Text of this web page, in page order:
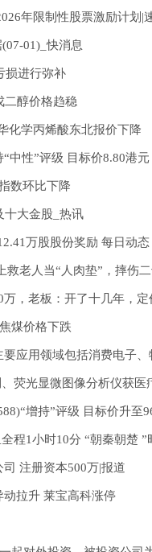
年限制性股票激励计划|
01)_快消息
损进行弥补
二醇价格趋稳
化学丙烯酸东北报价下降
“中性”评级 目标价8.80港元
数环比下降
十大金股_热讯
万股股份奖励 每日动态
救老人当“人肉垫”，摔伤
万，老板：开了十几年，
煤价格下跌
应用领域包括消费电子
荧光显微图像分析仪获医
增持”评级 目标价升至
程1小时10分 “朝秦朝楚 ”
注册资本500万|报道
动拉升 莱宝高科涨停